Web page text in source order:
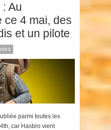
Au
ce 4 mai, des
et un pilote
parmi toutes les
car Hasbro vient